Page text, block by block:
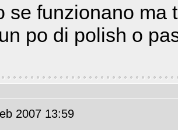
se funzionano ma
po di polish o
2007 13:59